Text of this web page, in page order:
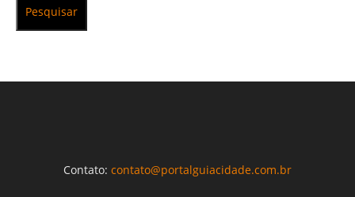
Pesquisar
Contato: contato@portalguiacidade.com.br